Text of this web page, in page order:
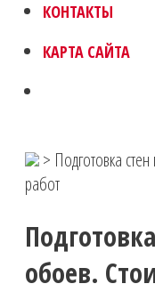
КОНТАКТЫ
КАРТА САЙТА
> Подготовка
работ
обоев.